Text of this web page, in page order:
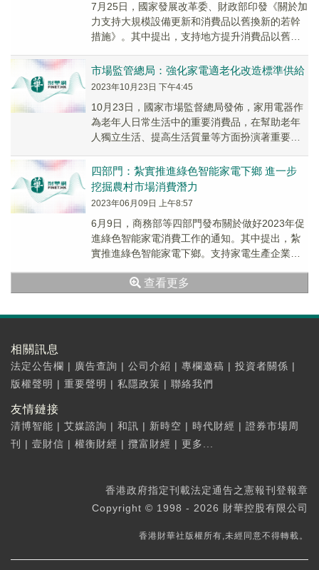
7月25日，國家發展改革委、財政部印發《關於加
力支持大規模設備更新和消費品以舊換新的若幹
措施》。其中提出，支持地方提升消費品以舊換
持地方...
市場監管總局：強化家電適老化改造標準供給
2023年10月23日 下午4:45
10月23日，國家市場監督總局發佈，家用電器作
為老年人日常生活中的重要消費品，在幫助老年
人獨立生活、提高生活質量等方面扮演著重要角
標...
四部門：紮實推進綠色智能家電下鄉 進一步
挖掘農村市場消費潛力
2023年06月09日 上午8:57
6月9日，商務部等四部門發布關於做好2023年促
進綠色智能家電消費工作的通知。其中提出，紮
實推進綠色智能家電下鄉。支持家電生產企業針
查看更多
相關訊息
法定公告欄 | 廣告查詢 | 公司介紹 | 專欄邀稿 | 投資者關係 |
版權聲明 | 重要聲明 | 私隱政策 | 聯絡我們
友情鏈接
清博智能 | 艾媒諮詢 | 和訊 | 新時空 | 時代財經 | 證券市場周
刊
| 壹財信 | 權衡財經 | 攬富財經 | 更多...
香港政府指定刊載法定通告之憲報刊登報章
Copyright © 1998 - 2026 財華控股有限公司
香港財華社版權所有,未經同意不得轉載。